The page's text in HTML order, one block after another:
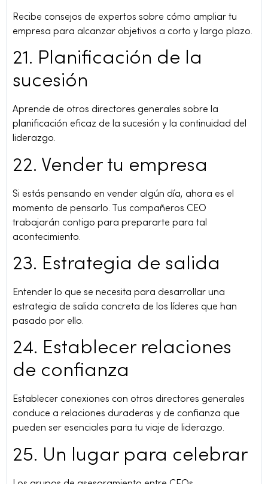
Recibe consejos de expertos sobre cómo ampliar tu
empresa para alcanzar objetivos a corto y largo plazo.
21. Planificación de la
sucesión
Aprende de otros directores generales sobre la
planificación eficaz de la sucesión y la continuidad del
liderazgo.
22. Vender tu empresa
Si estás pensando en vender algún día, ahora es el
momento de pensarlo. Tus compañeros CEO
trabajarán contigo para prepararte para tal
acontecimiento.
23. Estrategia de salida
Entender lo que se necesita para desarrollar una
estrategia de salida concreta de los líderes que han
pasado por ello.
24. Establecer relaciones
de confianza
Establecer conexiones con otros directores generales
conduce a relaciones duraderas y de confianza que
pueden ser esenciales para tu viaje de liderazgo.
25. Un lugar para celebrar